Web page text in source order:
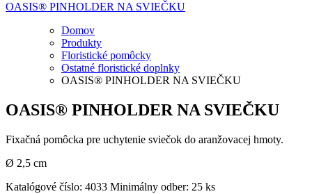
OASIS® PINHOLDER NA SVIEČKU
Domov
Produkty
Floristické pomôcky
Ostatné floristické doplnky
OASIS® PINHOLDER NA SVIEČKU
OASIS® PINHOLDER NA SVIEČKU
Fixačná pomôcka pre uchytenie sviečok do aranžovacej hmoty.
Ø 2,5 cm
Katalógové číslo: 4033 Minimálny odber: 25 ks